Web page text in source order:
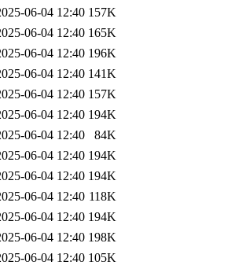
06-04 12:40 157K
06-04 12:40 165K
06-04 12:40 196K
06-04 12:40 141K
06-04 12:40 157K
06-04 12:40 194K
06-04 12:40
84K
06-04 12:40 194K
06-04 12:40 194K
06-04 12:40 118K
06-04 12:40 194K
06-04 12:40 198K
06-04 12:40 105K